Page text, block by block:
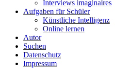
Interviews imaginaires
Aufgaben für Schüler
Künstliche Intelligenz
Online lernen
Autor
Suchen
Datenschutz
Impressum